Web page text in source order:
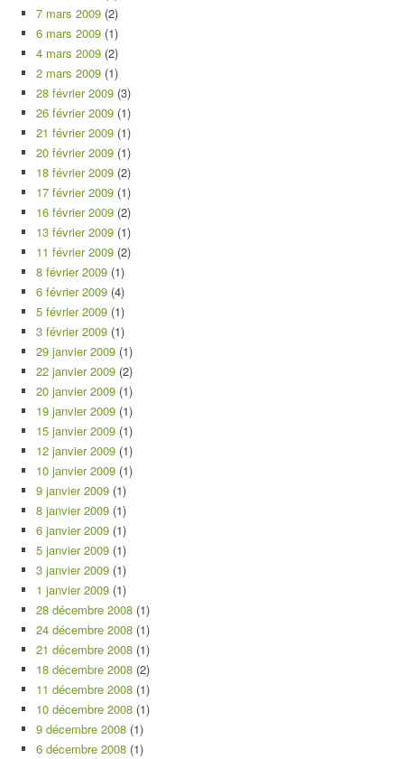
7 mars 2009 (2)
6 mars 2009 (1)
4 mars 2009 (2)
2 mars 2009 (1)
28 février 2009 (3)
26 février 2009 (1)
21 février 2009 (1)
20 février 2009 (1)
18 février 2009 (2)
17 février 2009 (1)
16 février 2009 (2)
13 février 2009 (1)
11 février 2009 (2)
8 février 2009 (1)
6 février 2009 (4)
5 février 2009 (1)
3 février 2009 (1)
29 janvier 2009 (1)
22 janvier 2009 (2)
20 janvier 2009 (1)
19 janvier 2009 (1)
15 janvier 2009 (1)
12 janvier 2009 (1)
10 janvier 2009 (1)
9 janvier 2009 (1)
8 janvier 2009 (1)
6 janvier 2009 (1)
5 janvier 2009 (1)
3 janvier 2009 (1)
1 janvier 2009 (1)
28 décembre 2008 (1)
24 décembre 2008 (1)
21 décembre 2008 (1)
18 décembre 2008 (2)
11 décembre 2008 (1)
10 décembre 2008 (1)
9 décembre 2008 (1)
6 décembre 2008 (1)